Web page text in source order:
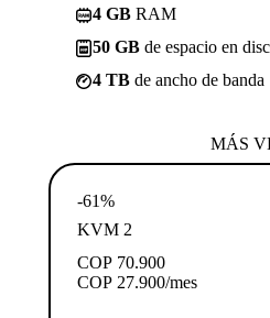
4 GB RAM
50 GB de espacio en
4 TB de ancho de banda
MÁS
-61%
KVM 2
COP 70.900
COP 27.900/mes